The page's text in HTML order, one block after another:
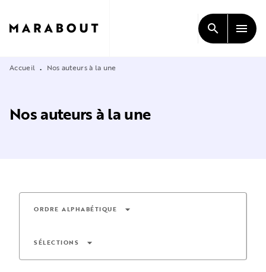
CONTENU
search menu
Accueil • Nos auteurs à la une
Nos auteurs à la une
ORDRE ALPHABÉTIQUE arrow_drop_down
SÉLECTIONS arrow_drop_down